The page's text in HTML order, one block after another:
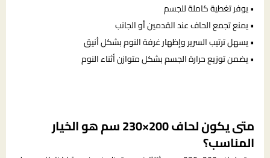
• يوفر تغطية كاملة للجسم
• يمنع تجمع الحاف عند القدمين أو الجانب
• يسهل ترتيب السرير وإظهار غرفة النوم بشكل أنيق
• يضمن توزيع حرارة الجسم بشكل متوازن أثناء النوم
متى يكون لحاف 200×230 سم هو الخيار
المناسب؟